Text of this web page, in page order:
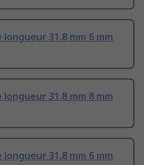
31.8 mm 6 mm
31.8 mm 8 mm
31.8 mm 6 mm